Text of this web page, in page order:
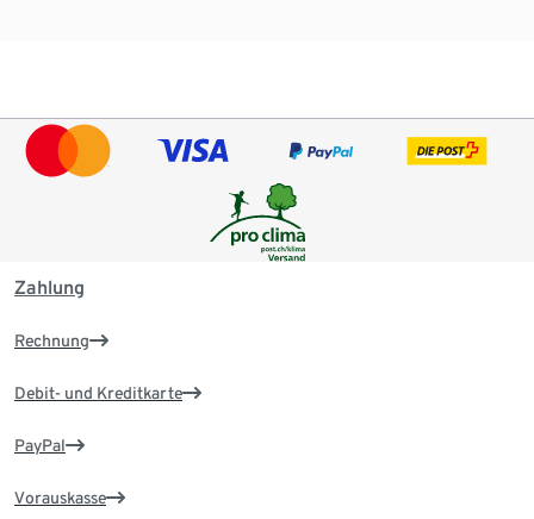
Zahlung
Rechnung
Debit- und Kreditkarte
PayPal
Vorauskasse